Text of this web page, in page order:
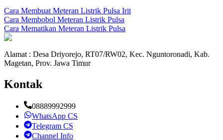
Cara Membuat Meteran Listrik Pulsa Irit
Cara Membobol Meteran Listrik Pulsa
Cara Mematikan Meteran Listrik Pulsa
Alamat : Desa Driyorejo, RT07/RW02, Kec. Nguntoronadi, Kab.
Magetan, Prov. Jawa Timur
Kontak
08889992999
WhatsApp CS
Telegram CS
Channel Info